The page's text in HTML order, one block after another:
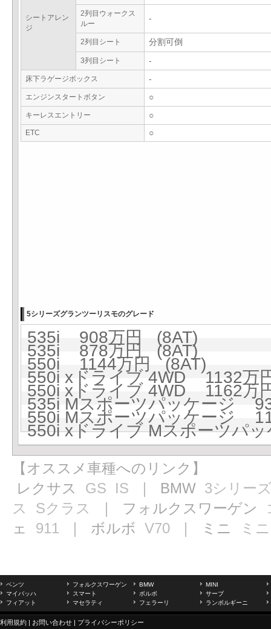
シートアレン
ジ
2列目ウォークス
ルー
-
2列目シート 分割可倒
3列目シート -
床下ラゲージボックス -
エンジンスタートボタン ○
キーレスエントリー ○
ETC ○
5シリーズグランツーリスモのグレード
535i 908万円 (8AT)
535i 878万円 (8AT)
550i 1144万円 (8AT)
550i xドライブ 4WD 1132万
550i xドライブ 4WD 1162万
535i Mスポーツパッケージ
550i Mスポーツパッケージ
550i xドライブ Mスポーツパ
【オススメ車種へのリンク】
レクサス GS IS ｜ BMW 3シリー
ス
Sクラス ｜ フォルクスワーゲン
ェ 911 ｜ ボルボ V70 ｜ ミニ ミニ
ベンツ フォルクスワーゲン BMW
MINI
マイバッハ
スマート ボルボ
サーブ
フィアット
マセラティ フェラーリ ランボルギーニ
利用規約 | お問い合わせ | プライバシーポリシー